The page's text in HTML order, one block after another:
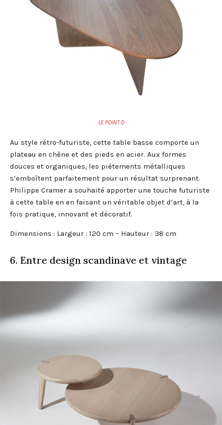
LE POINT D
Au style rétro-futuriste, cette table basse comporte un
plateau en chêne et des pieds en acier. Aux formes
douces et organiques, les piétements métalliques
s’emboîtent parfaitement pour un résultat surprenant.
Philippe Cramer a souhaité apporter une touche futuriste
à cette table en en faisant un véritable objet d’art, à la
fois pratique, innovant et décoratif.
Dimensions : Largeur : 120 cm – Hauteur : 38 cm
6. Entre design scandinave et vintage